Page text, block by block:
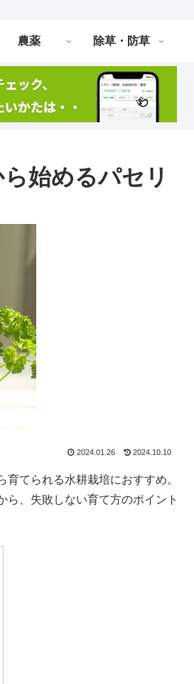
農薬 除草・防草
始めるパセリ
2024.01.26 2024.10.10
てられる水耕栽培におすすめ。
ら、失敗しない育て方のポイント